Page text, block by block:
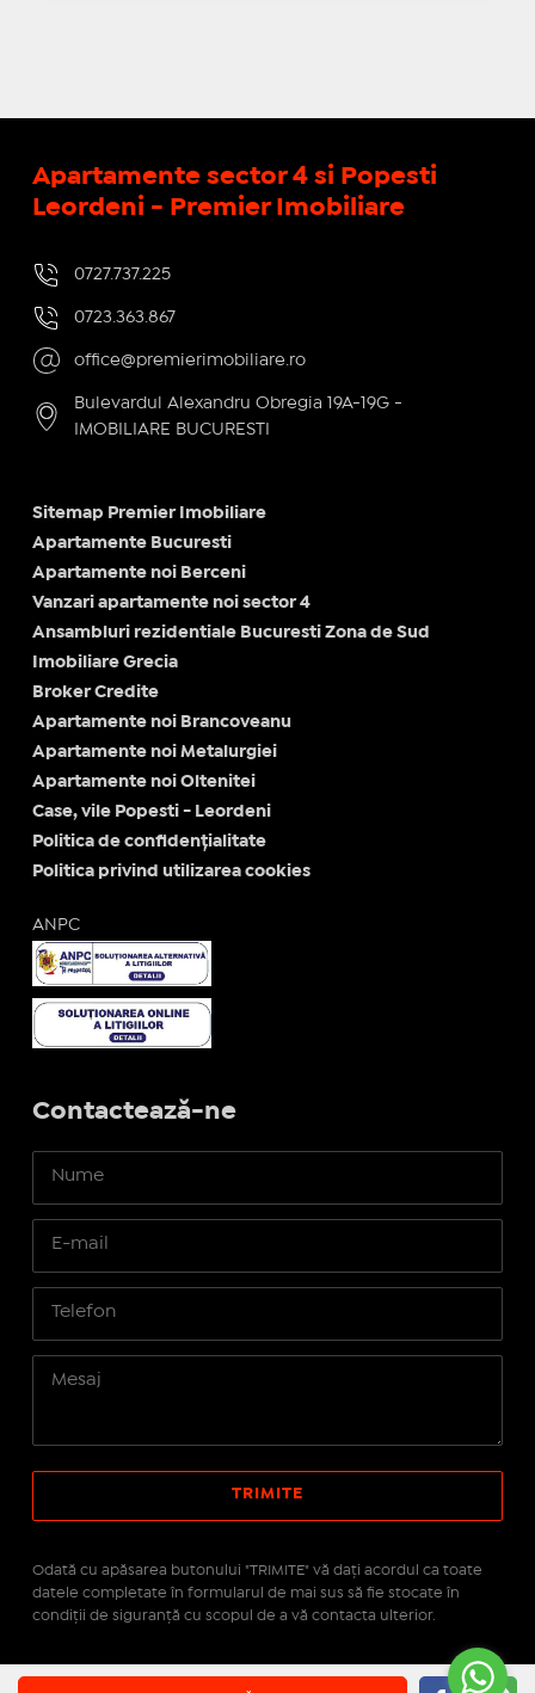
Apartamente sector 4 si Popesti
Leordeni - Premier Imobiliare
0727.737.225
0723.363.867
office@premierimobiliare.ro
Bulevardul Alexandru Obregia 19A-19G -
IMOBILIARE BUCURESTI
Sitemap Premier Imobiliare
Apartamente Bucuresti
Apartamente noi Berceni
Vanzari apartamente noi sector 4
Ansambluri rezidentiale Bucuresti Zona de Sud
Imobiliare Grecia
Broker Credite
Apartamente noi Brancoveanu
Apartamente noi Metalurgiei
Apartamente noi Oltenitei
Case, vile Popesti - Leordeni
Politica de confidențialitate
Politica privind utilizarea cookies
ANPC
Contactează-ne
Odată cu apăsarea butonului "TRIMITE" vă daţi acordul ca toate
datele completate în formularul de mai sus să fie stocate în
condiţii de siguranţă cu scopul de a vă contacta ulterior.
IMOPEDIA.ro - Anunțuri